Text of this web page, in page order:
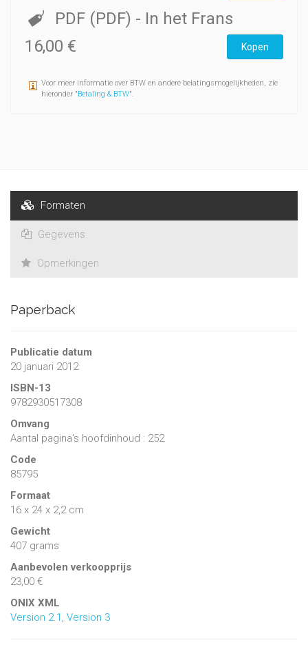
PDF (PDF) - In het Frans
16,00 €
Kopen
Voor meer informatie over BTW en andere belatingsmogelijkheden, zie
hieronder "Betaling & BTW".
Formaten
Gegevens
Opmerkingen
Paperback
Publicatie datum
20 januari 2012
ISBN-13
9782930517308
Omvang
Aantal pagina's hoofdinhoud : 252
Code
85795
Formaat
16 x 24 x 2,2 cm
Gewicht
407 grams
Aanbevolen verkoopprijs
23,00 €
ONIX XML
Version 2.1 , Version 3